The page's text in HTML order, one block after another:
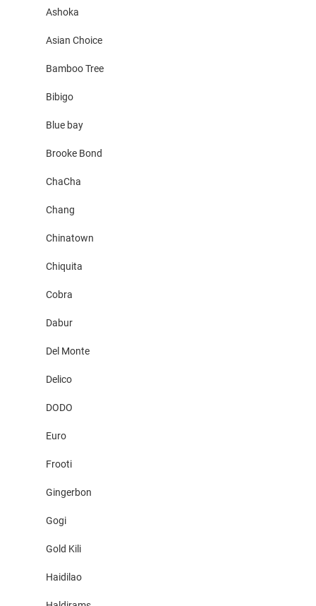
Ashoka
Asian Choice
Bamboo Tree
Bibigo
Blue bay
Brooke Bond
ChaCha
Chang
Chinatown
Chiquita
Cobra
Dabur
Del Monte
Delico
DODO
Euro
Frooti
Gingerbon
Gogi
Gold Kili
Haidilao